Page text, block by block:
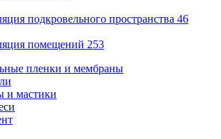
подкровельного пространства 46
помещений 253
пленки и мембраны
и мастики